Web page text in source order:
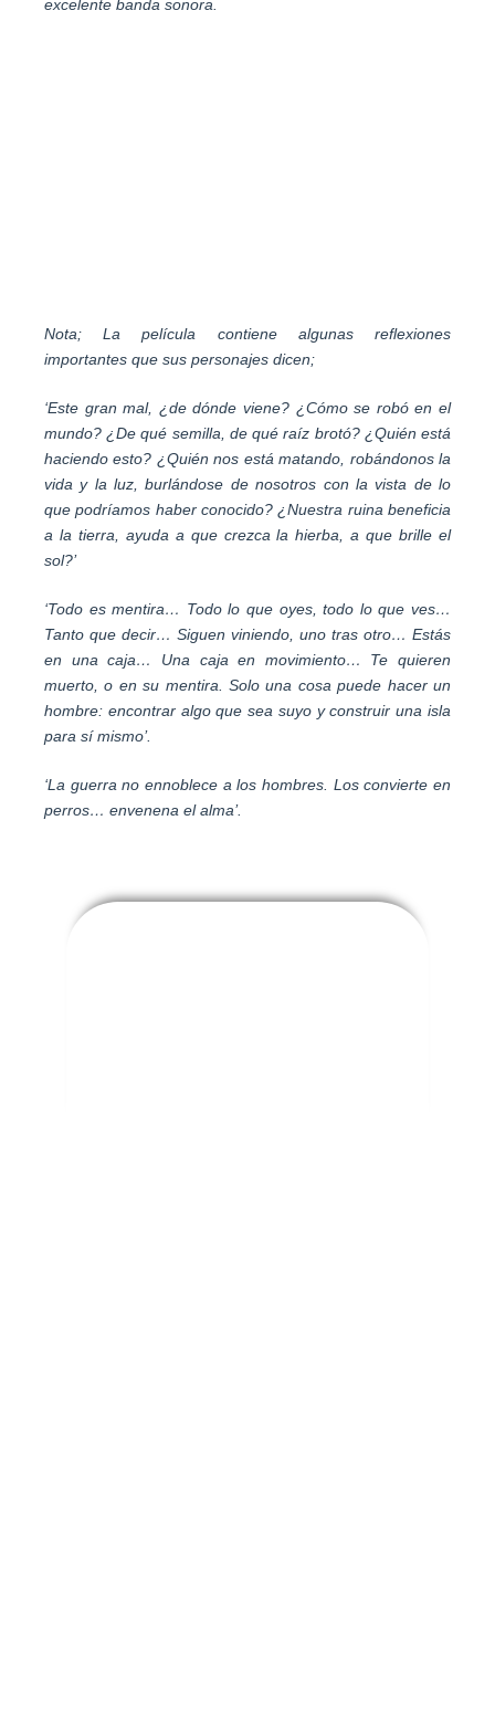
excelente banda sonora.
Nota; La película contiene algunas reflexiones
importantes que sus personajes dicen;
‘Este gran mal, ¿de dónde viene? ¿Cómo se robó en el
mundo? ¿De qué semilla, de qué raíz brotó? ¿Quién está
haciendo esto? ¿Quién nos está matando, robándonos la
vida y la luz, burlándose de nosotros con la vista de lo
que podríamos haber conocido? ¿Nuestra ruina beneficia
a la tierra, ayuda a que crezca la hierba, a que brille el
sol?’
‘Todo es mentira… Todo lo que oyes, todo lo que ves…
Tanto que decir… Siguen viniendo, uno tras otro… Estás
en una caja… Una caja en movimiento… Te quieren
muerto, o en su mentira. Solo una cosa puede hacer un
hombre: encontrar algo que sea suyo y construir una isla
para sí mismo’.
‘La guerra no ennoblece a los hombres. Los convierte en
perros… envenena el alma’.